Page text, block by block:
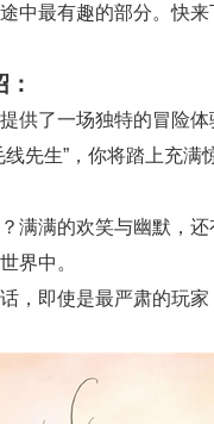
中最有趣的部分。快
供了一场独特的冒险体
线先生”，你将踏上充
满满的欢笑与幽默，
界中。
，即使是最严肃的玩